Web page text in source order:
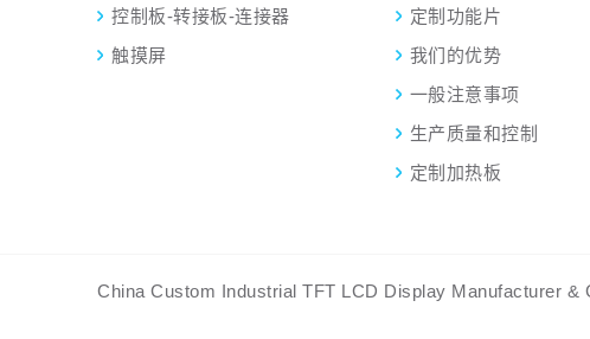
控制板-转接板-连接器
触摸屏
定制功能片
我们的优势
一般注意事项
生产质量和控制
定制加热板
China Custom Industrial TFT LCD Display Manufacturer